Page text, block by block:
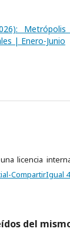
| Enero-Junio
licencia
CompartirIgual
del